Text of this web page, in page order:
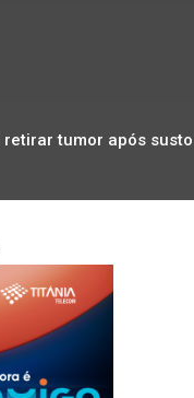
tumor após susto